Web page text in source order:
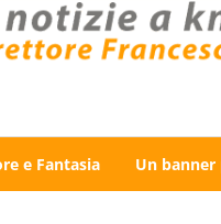
e Fantasia Un